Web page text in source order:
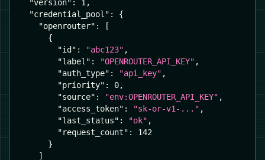
"version" : 1,
"credential_pool" :
{
"openrouter" :
[
{
"id" : "abc123" ,
"label" : "OPENROUTER_API_KEY" ,
"auth_type" : "api_key" ,
"priority" : 0,
"source" : "env:OPENROUTER_API_KEY" ,
"access_token" : "sk-or-v1-..." ,
"last_status" : "ok" ,
"request_count" :
142
}
]